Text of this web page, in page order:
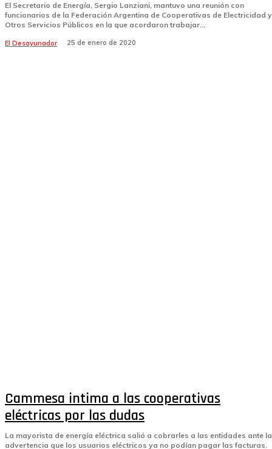
El Secretario de Energía, Sergio Lanziani, mantuvo una reunión con
funcionarios de la Federación Argentina de Cooperativas de Electricidad y
Otros Servicios Públicos en la que acordaron trabajar...
El Desayunador 25 de enero de 2020
Cammesa intima a las cooperativas
eléctricas por las dudas
La mayorista de energía eléctrica salió a cobrarles a las entidades ante la
advertencia que los usuarios eléctricos ya no podían pagar las facturas.